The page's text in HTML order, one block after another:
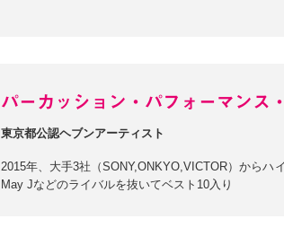
パーカッション・パフォーマンス
東京都公認ヘブンアーティスト
2015年、大手3社（SONY,ONKYO,VICTOR）からハ
May Jなどのライバルを抜いてベスト10入り